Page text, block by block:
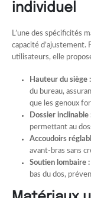
individuel
L’une des spécificités
capacité d’ajustement.
utilisateurs, elle
Hauteur du siège :
du bureau,
que les genoux
Dossier inclinable
permettant au
Accoudoirs
avant-bras sans
Soutien lombaire :
bas du dos,